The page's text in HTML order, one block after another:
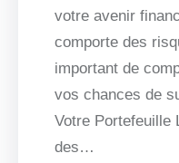
votre avenir
comporte des
important de
vos chances de
Votre Portefeuille
des…